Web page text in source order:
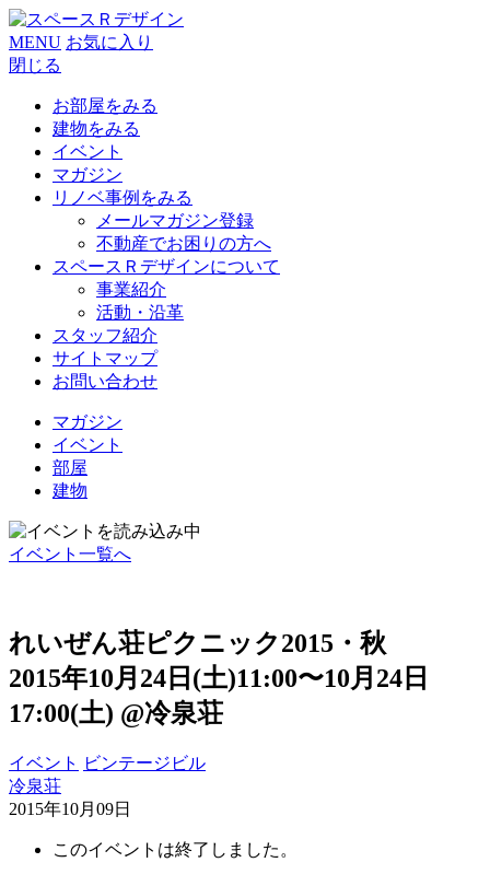
MENU お気に入り
閉じる
お部屋をみる
建物をみる
イベント
マガジン
リノベ事例をみる
メールマガジン登録
不動産でお困りの方へ
スペースＲデザインについて
事業紹介
活動・沿革
スタッフ紹介
サイトマップ
お問い合わせ
マガジン
イベント
部屋
建物
イベント一覧へ
れいぜん荘ピクニック2015・秋
2015年10月24日(土)11:00〜10月24日
17:00(土) @冷泉荘
イベント
ビンテージビル
冷泉荘
2015年10月09日
このイベントは終了しました。